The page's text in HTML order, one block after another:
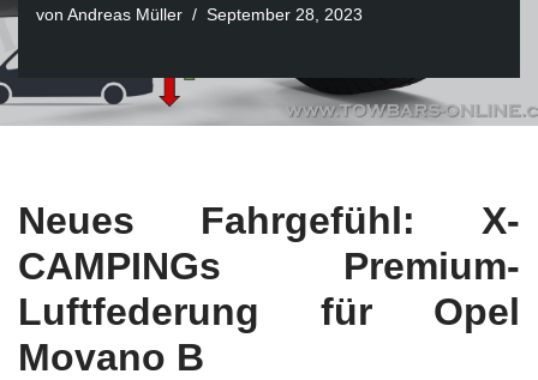
von Andreas Müller September 28, 2023
Neues Fahrgefühl: X-
CAMPINGs Premium-
Luftfederung für Opel
Movano B